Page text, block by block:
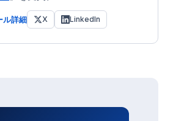
ル詳細 X LinkedIn